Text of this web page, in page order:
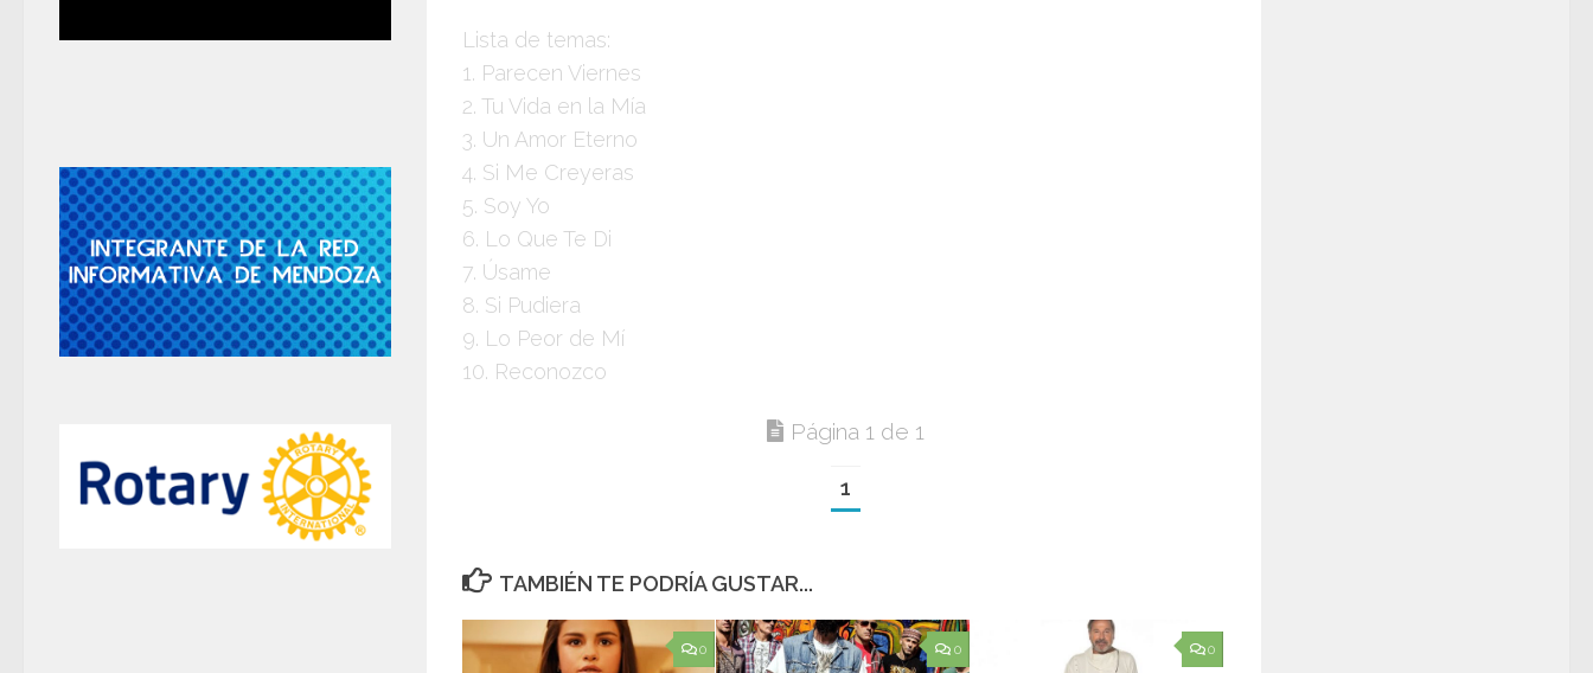
Lista de temas:
1. Parecen Viernes
2. Tu Vida en la Mía
3. Un Amor Eterno
4. Si Me Creyeras
5. Soy Yo
6. Lo Que Te Di
7. Úsame
8. Si Pudiera
9. Lo Peor de Mí
10. Reconozco
Página 1 de 1
1
TAMBIÉN TE PODRÍA GUSTAR...
0 0 0